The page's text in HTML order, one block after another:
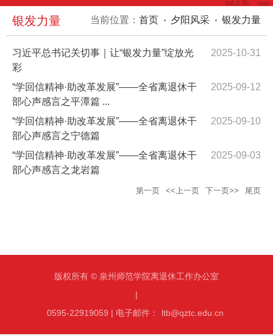
当前位置： 首页 夕阳风采 银发力量
银发力量
习近平总书记关切事｜让“银发力量”绽放光
彩
2025-10-31
“学回信精神·助改革发展”——全省离退休干
部心声感言之平潭篇 ...
2025-09-12
“学回信精神·助改革发展”——全省离退休干
部心声感言之宁德篇
2025-09-10
“学回信精神·助改革发展”——全省离退休干
部心声感言之龙岩篇
2025-09-03
第一页 <<上一页 下一页>> 尾页
版权所有 © 泉州师范学院离退休工作办公室
|
0595-22919059 | 电子邮件：
ltb@qztc.edu.cn